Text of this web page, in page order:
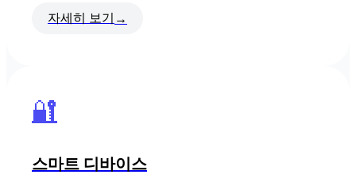
자세히 보기 →
🔐
스마트 디바이스